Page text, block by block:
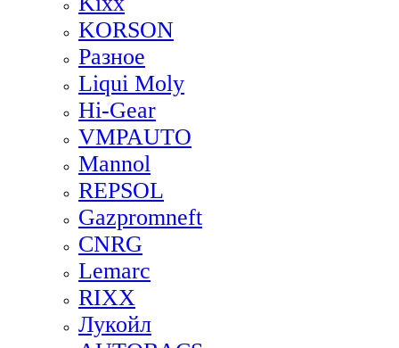
KORSON
Разное
Liqui Moly
Hi-Gear
VMPAUTO
Mannol
REPSOL
Gazpromneft
CNRG
Lemarc
RIXX
Лукойл